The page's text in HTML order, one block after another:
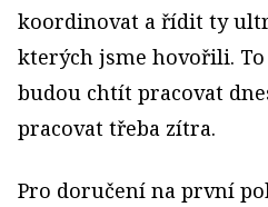
koordinovat a řídit ty
kterých jsme hovořili.
budou chtít pracovat
pracovat třeba zítra.
Pro doručení na první